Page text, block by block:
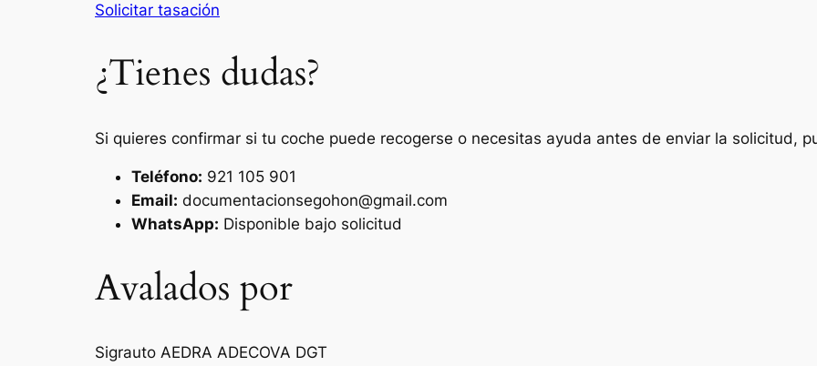
Solicitar tasación
¿Tienes dudas?
Si quieres confirmar si tu coche puede recogerse o necesitas ayuda antes de enviar la solicitud,
Teléfono: 921 105 901
Email: documentacionsegohon@gmail.com
WhatsApp: Disponible bajo solicitud
Avalados por
Sigrauto AEDRA ADECOVA DGT